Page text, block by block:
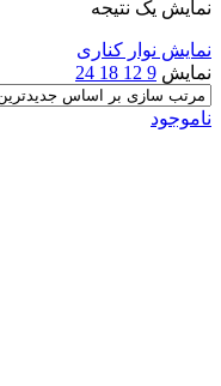
نمایش یک نتیجه
نمایش نوار کناری
نمایش 9
12
18
24
ناموجود